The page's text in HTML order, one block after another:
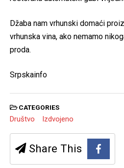
Džaba nam vrhunski domaći
vrhunska vina, ako nemamo
proda.
Srpskainfo
CATEGORIES
Društvo Izdvojeno
Share This